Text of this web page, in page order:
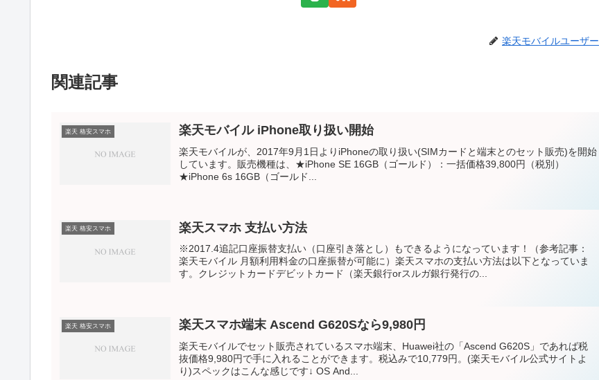
楽天モバイルユーザー
関連記事
楽天 格安スマホ 楽天モバイル iPhone取り扱い開始
楽天モバイルが、2017年9月1日よりiPhoneの取り扱い(SIMカードと端末とのセット販売)を開始
しています。販売機種は、★iPhone SE 16GB（ゴールド）：一括価格39,800円（税別）
★iPhone 6s 16GB（ゴールド...
楽天 格安スマホ 楽天スマホ 支払い方法
※2017.4追記口座振替支払い（口座引き落とし）もできるようになっています！（参考記事：
楽天モバイル 月額利用料金の口座振替が可能に）楽天スマホの支払い方法は以下となっていま
す。クレジットカードデビットカード（楽天銀行orスルガ銀行発行の...
楽天 格安スマホ 楽天スマホ端末 Ascend G620Sなら9,980円
楽天モバイルでセット販売されているスマホ端末、Huawei社の「Ascend G620S」であれば税
抜価格9,980円で手に入れることができます。税込みで10,779円。(楽天モバイル公式サイトよ
り)スペックはこんな感じです↓ OS And...